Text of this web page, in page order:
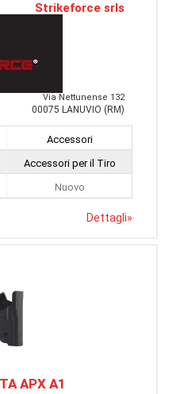
Strikeforce srls
Via Nettunense 132
00075 LANUVIO (RM)
Accessori
Accessori per il Tiro
Nuovo
Dettagli»
APX A1